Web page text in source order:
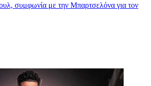
συμφωνία με την Μπαρτσελόνα για τον